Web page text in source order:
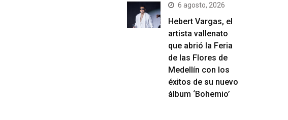
6 agosto, 2026
Hebert Vargas, el
artista vallenato
que abrió la Feria
de las Flores de
Medellín con los
éxitos de su nuevo
álbum ‘Bohemio’